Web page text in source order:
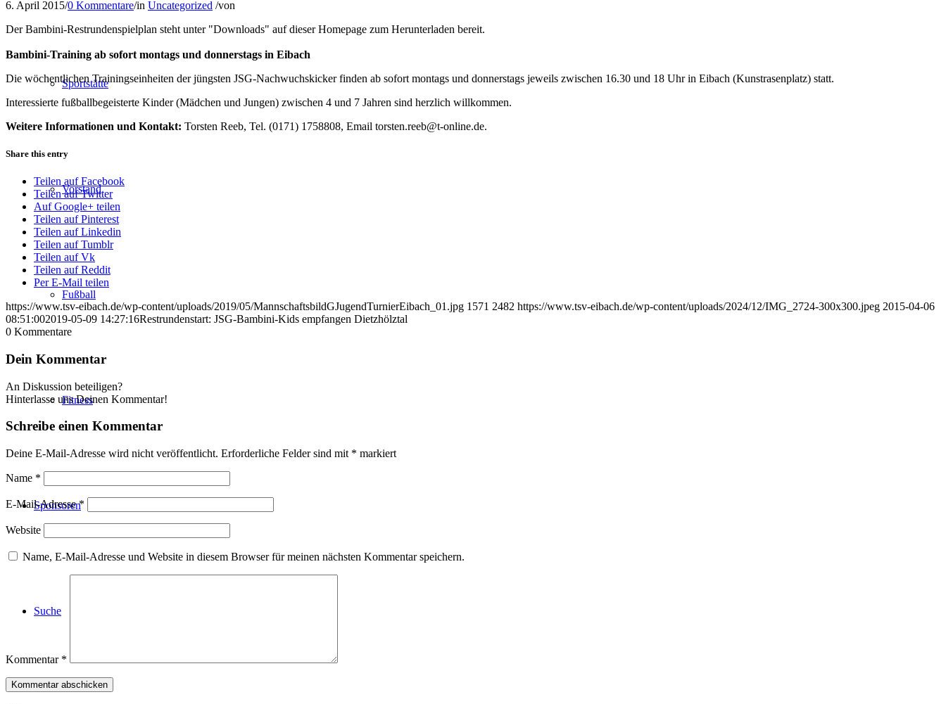
Sportstätte
Vorstand
Fußball
Fitness
Sponsoren
Suche
6. April 2015/0 Kommentare/in Uncategorized /von
Der Bambini-Restrundenspielplan steht unter "Downloads" auf dieser Homepage zum Herunterladen bereit.
Bambini-Training ab sofort montags und donnerstags in Eibach
Die wöchentlichen Trainingseinheiten der jüngsten JSG-Nachwuchskicker finden ab sofort montags und donnerstags jeweils zwischen 16.30 und 18 Uhr in Eibach (Kunstrasenplatz) statt.
Interessierte fußballbegeisterte Kinder (Mädchen und Jungen) zwischen 4 und 7 Jahren sind herzlich willkommen.
Weitere Informationen und Kontakt: Torsten Reeb, Tel. (0171) 1758808, Email torsten.reeb@t-online.de.
Share this entry
Teilen auf Facebook
Teilen auf Twitter
Auf Google+ teilen
Teilen auf Pinterest
Teilen auf Linkedin
Teilen auf Tumblr
Teilen auf Vk
Teilen auf Reddit
Per E-Mail teilen
https://www.tsv-eibach.de/wp-content/uploads/2019/05/MannschaftsbildGJugendTurnierEibach_01.jpg 1571 2482 https://www.tsv-eibach.de/wp-content/uploads/2024/12/IMG_2724-300x300.jpeg 2015-04-06
08:51:002019-05-09 14:27:16Restrundenstart: JSG-Bambini-Kids empfangen Dietzhölztal
0 Kommentare
Dein Kommentar
An Diskussion beteiligen?
Hinterlasse uns Deinen Kommentar!
Schreibe einen Kommentar
Deine E-Mail-Adresse wird nicht veröffentlicht. Erforderliche Felder sind mit * markiert
Name *
E-Mail-Adresse*
Website
Name, E-Mail-Adresse und Website in diesem Browser für meinen nächsten Kommentar speichern.
Kommentar *